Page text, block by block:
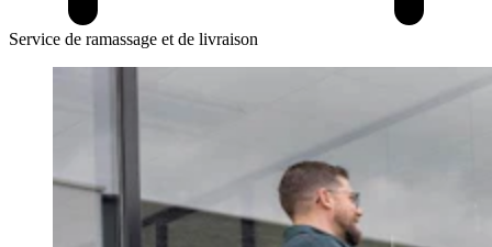
Service de ramassage et de livraison